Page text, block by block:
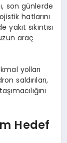
son günlerde
hatlarını
sıkıntısı
araç
yolları
saldırıları,
Hedef